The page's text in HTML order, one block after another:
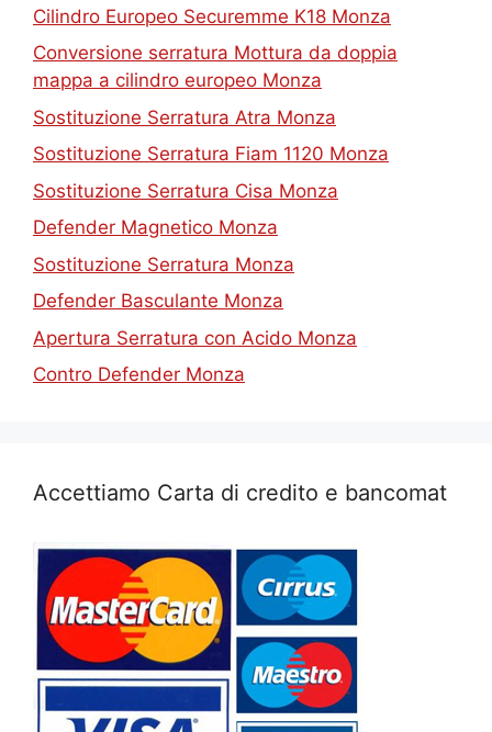
Cilindro Europeo Securemme K18 Monza
Conversione serratura Mottura da doppia
mappa a cilindro europeo Monza
Sostituzione Serratura Atra Monza
Sostituzione Serratura Fiam 1120 Monza
Sostituzione Serratura Cisa Monza
Defender Magnetico Monza
Sostituzione Serratura Monza
Defender Basculante Monza
Apertura Serratura con Acido Monza
Contro Defender Monza
Accettiamo Carta di credito e bancomat